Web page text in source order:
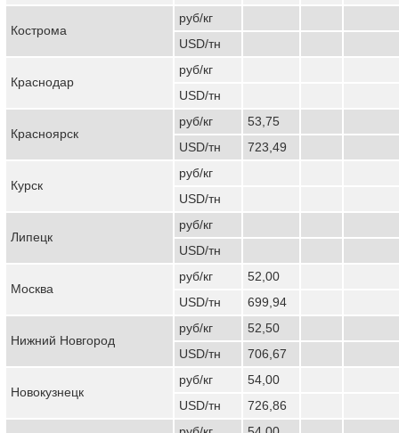
Кострома
руб/кг
USD/тн
Краснодар
руб/кг
USD/тн
Красноярск
руб/кг
53,75
USD/тн
723,49
Курск
руб/кг
USD/тн
Липецк
руб/кг
USD/тн
Москва
руб/кг
52,00
USD/тн
699,94
Нижний Новгород
руб/кг
52,50
USD/тн
706,67
Новокузнецк
руб/кг
54,00
USD/тн
726,86